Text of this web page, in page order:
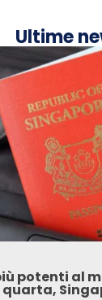
Ultime
potenti al